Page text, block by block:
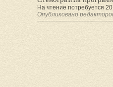
На чтение потребуется
Опубликовано